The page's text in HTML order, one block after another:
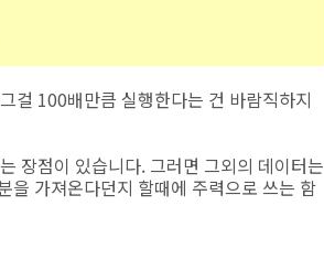
100배만큼 실행한다는 건 바람직하지
장점이 있습니다. 그러면 그외의 데이터는
을 가져온다던지 할때에 주력으로 쓰는 함